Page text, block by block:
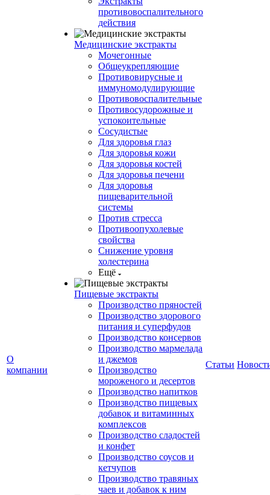
О
компании
противовоспалительного
действия
Медицинские экстракты
Мочегонные
Общеукрепляющие
Противовирусные и
иммуномодулирующие
Противовоспалительные
Противосудорожные и
успокоительные
Сосудистые
Для здоровья глаз
Для здоровья кожи
Для здоровья костей
Для здоровья печени
Для здоровья
пищеварительной
системы
Против стресса
Противоопухолевые
свойства
Снижение уровня
холестерина
Ещё
Пищевые экстракты
Производство пряностей
Производство здорового
питания и суперфудов
Производство консервов
Производство мармелада
и джемов
Производство
мороженого и десертов
Производство напитков
Производство пищевых
добавок и витаминных
комплексов
Производство сладостей
и конфет
Производство соусов и
кетчупов
Производство травяных
чаев и добавок к ним
Статьи